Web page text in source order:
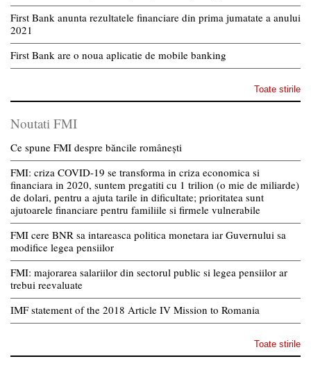
First Bank anunta rezultatele financiare din prima jumatate a anului
2021
First Bank are o noua aplicatie de mobile banking
Toate stirile
Noutati FMI
Ce spune FMI despre băncile românești
FMI: criza COVID-19 se transforma in criza economica si
financiara in 2020, suntem pregatiti cu 1 trilion (o mie de miliarde)
de dolari, pentru a ajuta tarile in dificultate; prioritatea sunt
ajutoarele financiare pentru familiile si firmele vulnerabile
FMI cere BNR sa intareasca politica monetara iar Guvernului sa
modifice legea pensiilor
FMI: majorarea salariilor din sectorul public si legea pensiilor ar
trebui reevaluate
IMF statement of the 2018 Article IV Mission to Romania
Toate stirile